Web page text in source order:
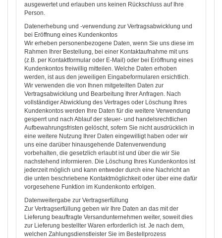
ausgewertet und erlauben uns keinen Rückschluss auf Ihre
Person.
Datenerhebung und -verwendung zur Vertragsabwicklung und
bei Eröffnung eines Kundenkontos
Wir erheben personenbezogene Daten, wenn Sie uns diese im
Rahmen Ihrer Bestellung, bei einer Kontaktaufnahme mit uns
(z.B. per Kontaktformular oder E-Mail) oder bei Eröffnung eines
Kundenkontos freiwillig mitteilen. Welche Daten erhoben
werden, ist aus den jeweiligen Eingabeformularen ersichtlich.
Wir verwenden die von Ihnen mitgeteilten Daten zur
Vertragsabwicklung und Bearbeitung Ihrer Anfragen. Nach
vollständiger Abwicklung des Vertrages oder Löschung Ihres
Kundenkontos werden Ihre Daten für die weitere Verwendung
gesperrt und nach Ablauf der steuer- und handelsrechtlichen
Aufbewahrungsfristen gelöscht, sofern Sie nicht ausdrücklich in
eine weitere Nutzung Ihrer Daten eingewilligt haben oder wir
uns eine darüber hinausgehende Datenverwendung
vorbehalten, die gesetzlich erlaubt ist und über die wir Sie
nachstehend informieren. Die Löschung Ihres Kundenkontos ist
jederzeit möglich und kann entweder durch eine Nachricht an
die unten beschriebene Kontaktmöglichkeit oder über eine dafür
vorgesehene Funktion im Kundenkonto erfolgen.
Datenweitergabe zur Vertragserfüllung
Zur Vertragserfüllung geben wir Ihre Daten an das mit der
Lieferung beauftragte Versandunternehmen weiter, soweit dies
zur Lieferung bestellter Waren erforderlich ist. Je nach dem,
welchen Zahlungsdienstleister Sie im Bestellprozess